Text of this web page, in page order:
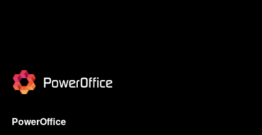
PowerOffice